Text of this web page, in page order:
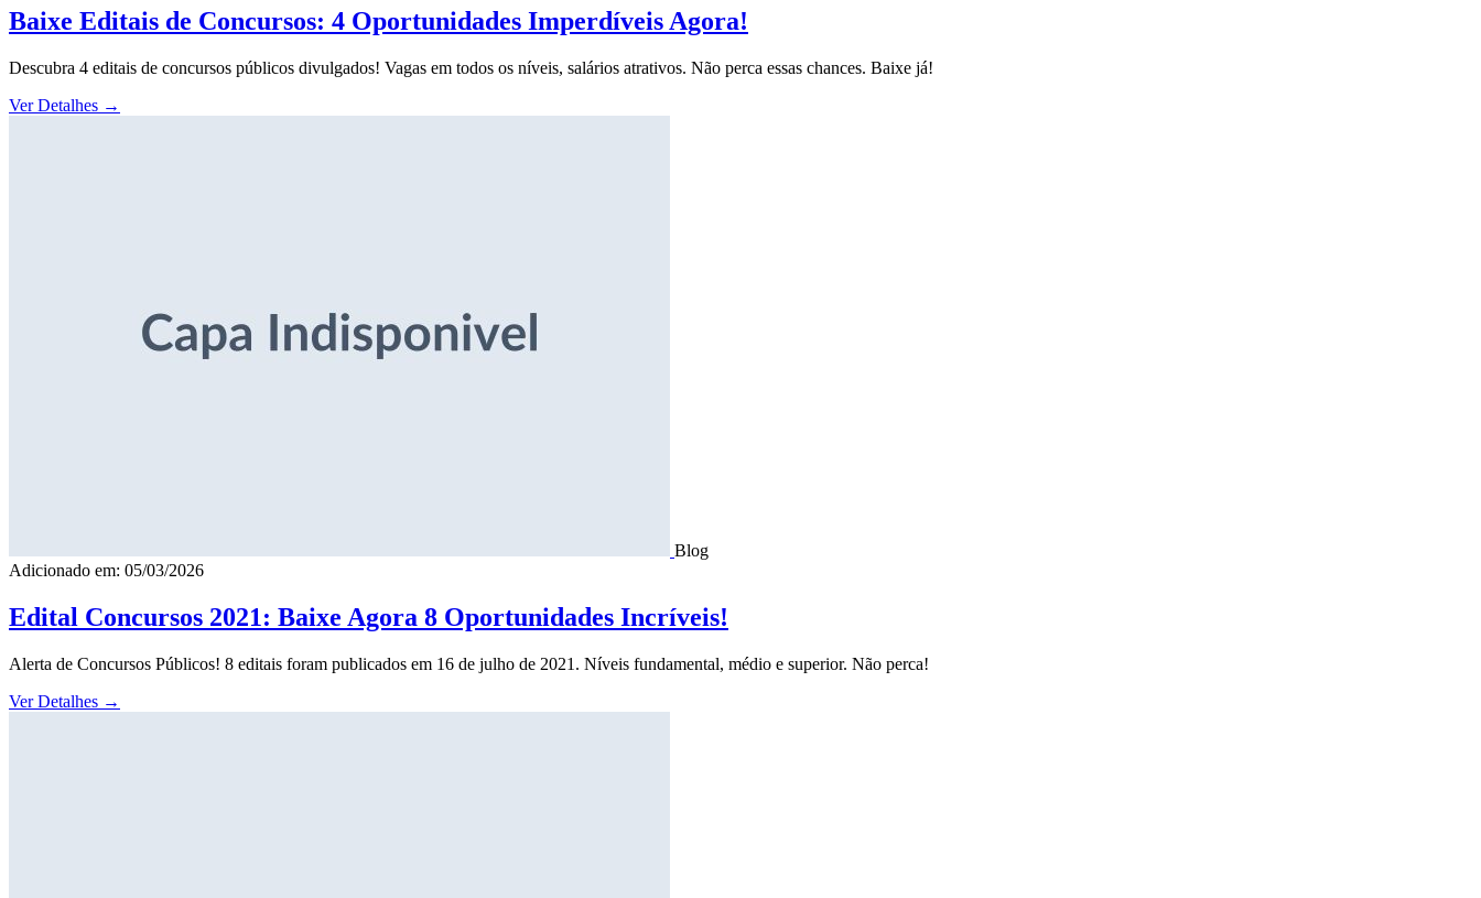
Baixe Editais de Concursos: 4 Oportunidades Imperdíveis Agora!
Descubra 4 editais de concursos públicos divulgados! Vagas em todos os níveis, salários atrativos. Não perca essas chances. Baixe já!
Ver Detalhes →
Blog
Adicionado em: 05/03/2026
Edital Concursos 2021: Baixe Agora 8 Oportunidades Incríveis!
Alerta de Concursos Públicos! 8 editais foram publicados em 16 de julho de 2021. Níveis fundamental, médio e superior. Não perca!
Ver Detalhes →